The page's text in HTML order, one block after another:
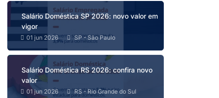
Salário Doméstica SP 2026: novo valor em
vigor
01 jun 2026 SP - São Paulo
Salário Doméstica RS 2026: confira novo
valor
01 jun 2026 RS - Rio Grande do Sul